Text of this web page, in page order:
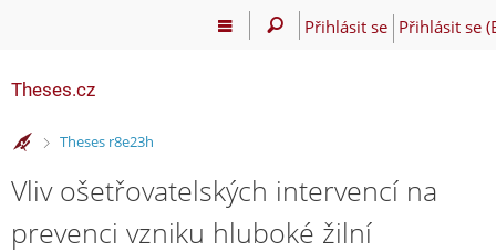
Přihlásit se Přihlásit se
Theses.cz
>
Theses r8e23h
Vliv ošetřovatelských intervencí na
prevenci vzniku hluboké žilní